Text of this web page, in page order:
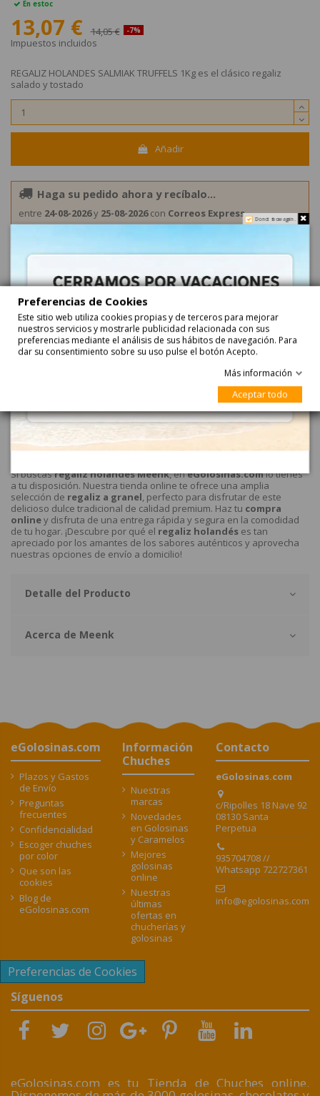
En estoc
13,07 € 14,05 € -7%
Impuestos incluidos
REGALIZ HOLANDES SALMIAK TRUFFELS 1Kg es el clásico regaliz
salado y tostado
Añadir
Haga su pedido ahora y recíbalo...
entre 24-08-2026y 25-08-2026con Correos Express
Regaliz Holandés Trufas Salmiak 1Kg Meenk
REGALIZ HOLANDES SALMIAK TRUFFELS 1Kg es el clásico regaliz
Si buscasregaliz holandés Meenk, eneGolosinas.comlo tienes
a tu disposición. Nuestra tienda online te ofrece una amplia
selección de regaliz a granel, perfecto para disfrutar de este
delicioso dulce tradicional de calidad premium. Haz tu compra
onliney disfruta de una entrega rápida y segura en la comodidad
de tu hogar. ¡Descubre por qué el regaliz holandés es tan
apreciado por los amantes de los sabores auténticos y aprovecha
nuestras opciones de envío a domicilio!
Detalle del Producto
Acerca de Meenk
eGolosinas.com
Plazos y Gastos
de Envío
Preguntas
frecuentes
Confidencialidad
Escoger chuches
por color
Que son las
cookies
Blog de
eGolosinas.com
Información
Chuches
Nuestras
marcas
Novedades
en Golosinas
y Caramelos
Mejores
golosinas
online
Nuestras
últimas
ofertas en
chucherías y
golosinas
Contacto
eGolosinas.com
c/Ripolles 18 Nave 92
08130 Santa
Perpetua
935704708 //
Whatsapp 722727361
info@egolosinas.com
Preferencias de Cookies
Síguenos
eGolosinas.com es tu Tienda de Chuches online.
Do not show again.
Preferencias de Cookies
Este sitio web utiliza cookies propias y de terceros para mejorar
nuestros servicios y mostrarle publicidad relacionada con sus
preferencias mediante el análisis de sus hábitos de navegación. Para
dar su consentimiento sobre su uso pulse el botón Acepto.
Más información
Aceptar todo